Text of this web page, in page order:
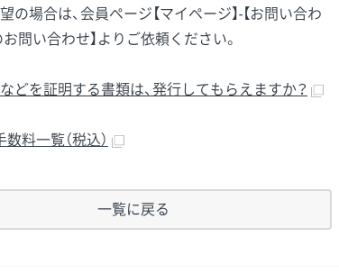
の場合は、会員ページ【マイページ】-【お問い合わ
お問い合わせ】よりご依頼ください。
どを証明する書類は、発行してもらえますか？
料一覧（税込）
一覧に戻る